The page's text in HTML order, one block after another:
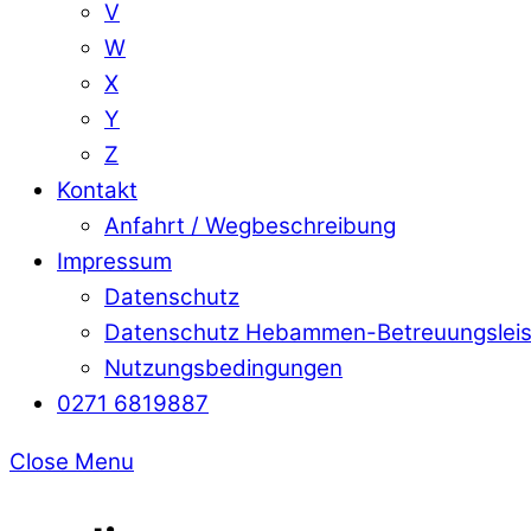
V
W
X
Y
Z
Kontakt
Anfahrt / Wegbeschreibung
Impressum
Datenschutz
Datenschutz Hebammen-
Nutzungsbedingungen
0271 6819887
Close Menu